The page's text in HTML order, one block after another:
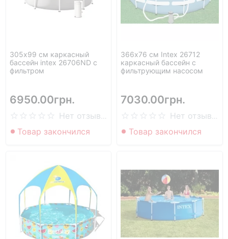
305х99 см каркасный
бассейн intex 26706ND с
фильтром
6950.00грн.
Товар закончился
366х76 см Intex 26712
каркасный бассейн с
фильтрующим насосом
7030.00грн.
Товар закончился